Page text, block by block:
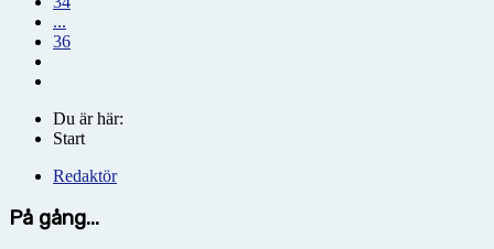
...
36
Du är här:
Start
Redaktör
På gång...